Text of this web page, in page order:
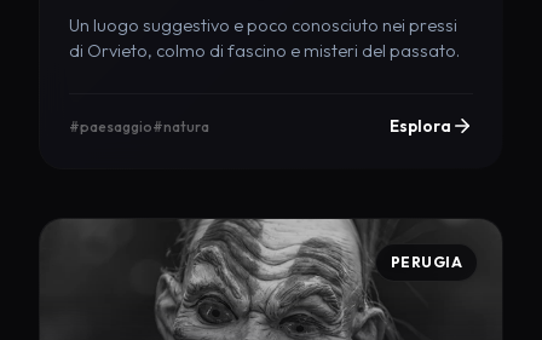
Un luogo suggestivo e poco conosciuto nei pressi
di Orvieto, colmo di fascino e misteri del passato.
#paesaggio#natura Esplora
PERUGIA